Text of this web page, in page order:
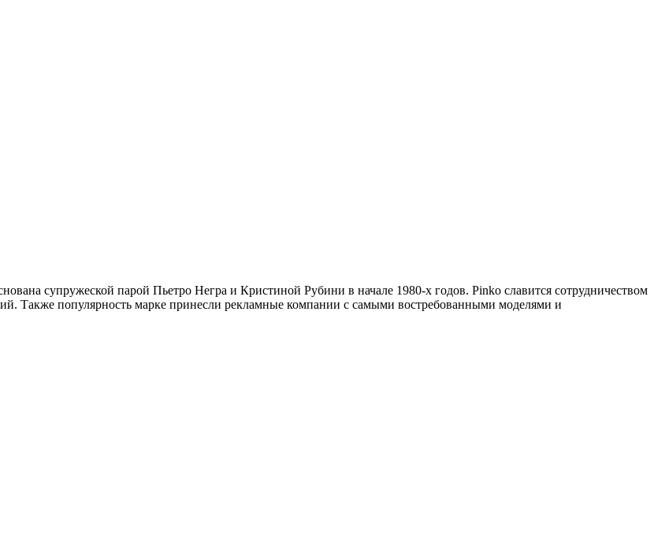
супружеской парой Пьетро Негра и Кристиной Рубини в начале 1980-х годов. Pinko славится сотрудничеством
Также популярность марке принесли рекламные компании с самыми востребованными моделями и